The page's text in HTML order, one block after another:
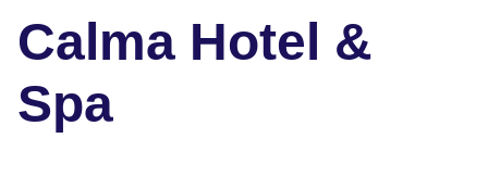
Calma Hotel &
Spa